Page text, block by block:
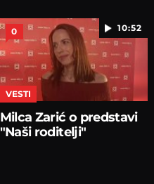
10:52
0
VESTI
Milca Zarić o predstavi
"Naši roditelji"